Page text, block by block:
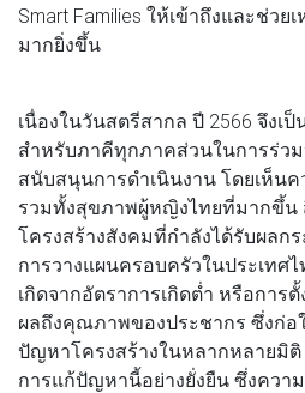
Smart Families ให้เข้าถึงและช่ว
มากยิ่งขึ้น
เนื่องในวันสตรีสากล ปี 2566 จึงเ
สำหรับภาคีทุกภาคส่วนในการร่ว
สนับสนุนการดำเนินงาน โดยเห็น
รวมทั้งสุขภาพผู้หญิงไทยที่มากขึ้น
โครงสร้างสังคมที่กำลังได้รับผลก
การวางแผนครอบครัวในประเทศ
เกิดจากอัตราการเกิดต่ำ หรือการ
ผลถึงคุณภาพของประชากร ซึ่งก่อ
ปัญหาโครงสร้างในหลากหลายมิติ
การแก้ปัญหานี้อย่างยั่งยืน ซึ่งคว